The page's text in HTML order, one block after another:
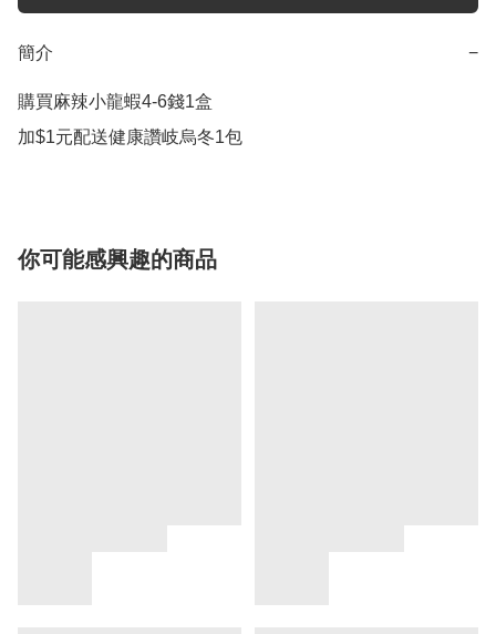
簡介 −
購買麻辣小龍蝦4-6錢1盒
加$1元配送健康讚岐烏冬1包
你可能感興趣的商品